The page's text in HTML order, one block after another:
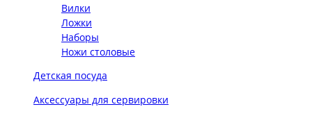
Вилки
Ложки
Наборы
Ножи столовые
Детская посуда
Аксессуары для сервировки